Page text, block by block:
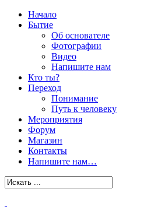
Начало
Бытие
Об основателе
Фотографии
Видео
Напишите нам
Кто ты?
Переход
Понимание
Путь к человеку
Мероприятия
Форум
Магазин
Контакты
Напишите нам…